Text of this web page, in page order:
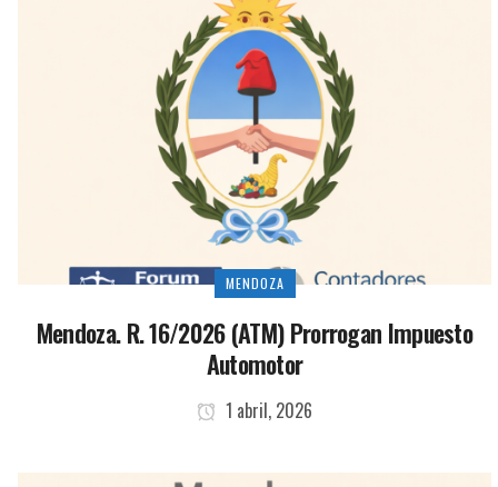
MENDOZA
Mendoza. R. 16/2026 (ATM) Prorrogan Impuesto
Automotor
1 abril, 2026